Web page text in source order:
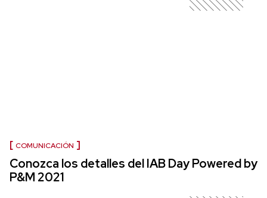
COMUNICACIÓN
Conozca los detalles del IAB Day Powered by
P&M 2021